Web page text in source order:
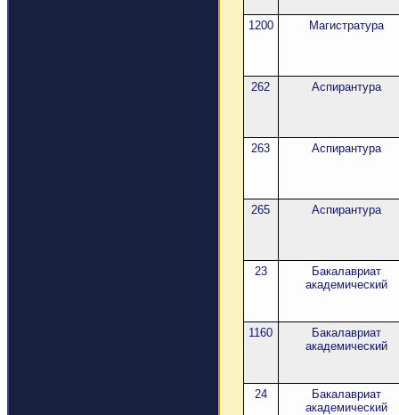
1200 Магистратура
262 Аспирантура
263 Аспирантура
265 Аспирантура
23
Бакалавриат
академический
1160
Бакалавриат
академический
24
Бакалавриат
академический